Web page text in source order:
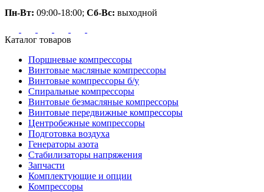
Пн-Вт: 09:00-18:00; Сб-Вс: выходной
Каталог товаров
Поршневые компрессоры
Винтовые масляные компрессоры
Винтовые компрессоры б/у
Спиральные компрессоры
Винтовые безмасляные компрессоры
Винтовые передвижные компрессоры
Центробежные компрессоры
Подготовка воздуха
Генераторы азота
Стабилизаторы напряжения
Запчасти
Комплектующие и опции
Компрессоры